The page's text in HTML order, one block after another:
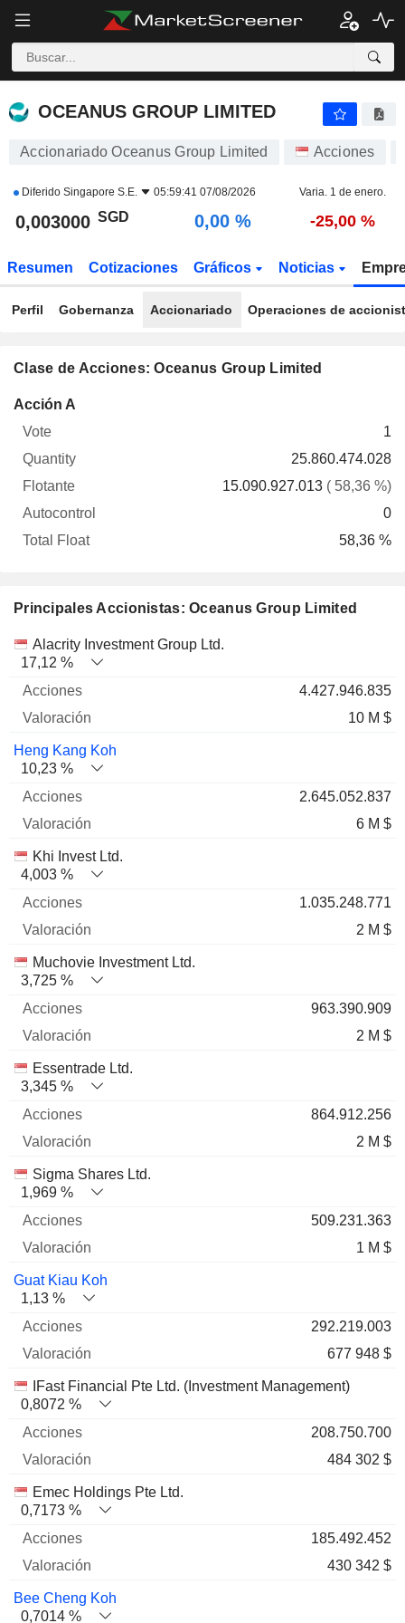
OCEANUS GROUP LIMITED
OCEANUS GROUP LIMITED
Accionariado Oceanus Group Limited Acciones
Diferido Singapore S.E. 05:59:41 07/08/2026 Varia. 1 de enero.
0,003000 SGD 0,00 % -25,00 %
Resumen Cotizaciones Gráficos Noticias
Perfil Gobernanza Accionariado Operaciones de
Clase de Acciones: Oceanus Group Limited
Acción A
1
25.860.474.028
15.090.927.013 ( 58,36 %)
0
58,36 %
Principales Accionistas: Oceanus Group Limited
Nombre Acciones % Valoración
Alacrity Investment Group Ltd.
17,12 %
4.427.946.835
10 M $
Heng Kang Koh
10,23 %
2.645.052.837
6 M $
Khi Invest Ltd.
4,003 %
1.035.248.771
2 M $
Muchovie Investment Ltd.
3,725 %
963.390.909
2 M $
Essentrade Ltd.
3,345 %
864.912.256
2 M $
Sigma Shares Ltd.
1,969 %
509.231.363
1 M $
Guat Kiau Koh
1,13 %
292.219.003
677 948 $
IFast Financial Pte Ltd. (Investment Management)
0,8072 %
208.750.700
484 302 $
Emec Holdings Pte Ltd.
0,7173 %
185.492.452
430 342 $
Bee Cheng Koh
0,7014 %